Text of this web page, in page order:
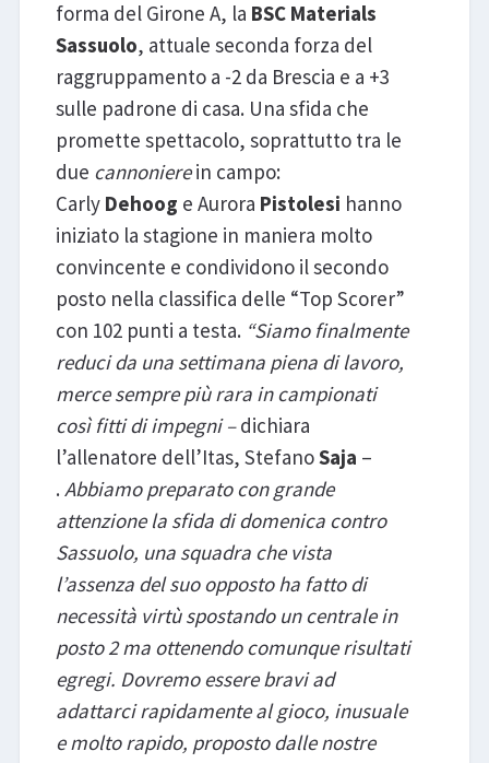
forma del Girone A, la BSC Materials
Sassuolo, attuale seconda forza del
raggruppamento a -2 da Brescia e a +3
sulle padrone di casa. Una sfida che
promette spettacolo, soprattutto tra le
due cannonierein campo:
Carly Dehoog e Aurora Pistolesi hanno
iniziato la stagione in maniera molto
convincente e condividono il secondo
posto nella classifica delle “Top Scorer”
con 102 punti a testa. “Siamo finalmente
reduci da una settimana piena di lavoro,
merce sempre più rara in campionati
così fitti di impegni –dichiara
l’allenatore dell’Itas, StefanoSaja –
.Abbiamo preparato con grande
attenzione la sfida di domenica contro
Sassuolo, una squadra che vista
l’assenza del suo opposto ha fatto di
necessità virtù spostando un centrale in
posto 2 ma ottenendo comunque risultati
egregi. Dovremo essere bravi ad
adattarci rapidamente al gioco, inusuale
e molto rapido, proposto dalle nostre